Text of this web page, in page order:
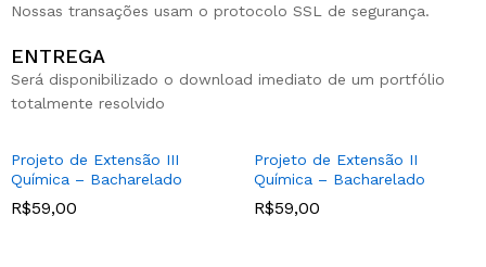
Nossas transações usam o protocolo SSL de segurança.
ENTREGA
Será disponibilizado o download imediato de um portfólio
totalmente resolvido
Projeto de Extensão III
Química – Bacharelado
R$59,00
Projeto de Extensão II
Química – Bacharelado
R$59,00